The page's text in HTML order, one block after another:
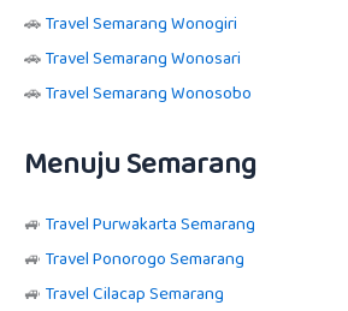
🚗Travel Semarang Wonogiri
🚗Travel Semarang Wonosari
🚗Travel Semarang Wonosobo
Menuju Semarang
🚙 Travel Purwakarta Semarang
🚙 Travel Ponorogo Semarang
🚙 Travel Cilacap Semarang